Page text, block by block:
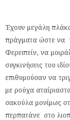
Έχουν μεγάλη
πράγματα ώστε να
Φερειπείν, να
συγκινήσεις του
επιθυμούσαν να
με ρούχα
σακούλα μονίμως
περπατάνε στο